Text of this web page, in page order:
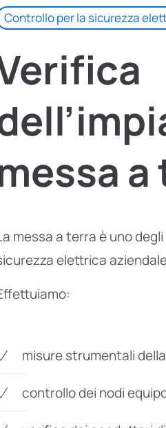
Controllo per la sicurezza
a
messa a terra è uno
elettrica
misure strumentali
controllo dei nodi